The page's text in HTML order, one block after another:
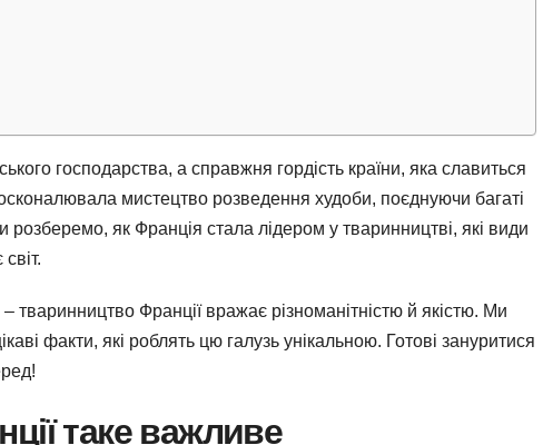
господарства, а справжня гордість країни, яка славиться
мистецтво розведення худоби, поєднуючи багаті
розберемо, як Франція стала лідером у тваринництві, які види
Франції вражає різноманітністю й якістю. Ми
факти, які роблять цю галузь унікальною. Готові зануритися
таке важливе